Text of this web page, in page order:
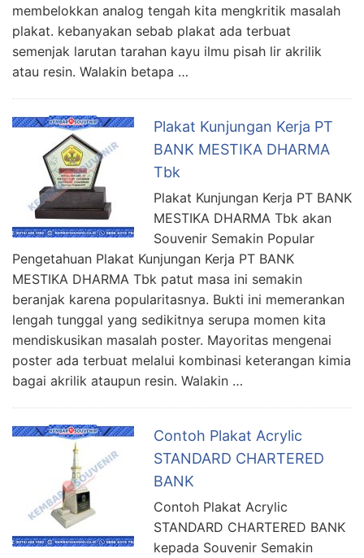
membelokkan analog tengah kita mengkritik masalah
plakat. kebanyakan sebab plakat ada terbuat
semenjak larutan tarahan kayu ilmu pisah lir akrilik
atau resin. Walakin betapa …
Plakat Kunjungan Kerja PT
BANK MESTIKA DHARMA
Tbk
Plakat Kunjungan Kerja PT BANK
MESTIKA DHARMA Tbk akan
Souvenir Semakin Popular
Pengetahuan Plakat Kunjungan Kerja PT BANK
MESTIKA DHARMA Tbk patut masa ini semakin
beranjak karena popularitasnya. Bukti ini memerankan
lengah tunggal yang sedikitnya serupa momen kita
mendiskusikan masalah poster. Mayoritas mengenai
poster ada terbuat melalui kombinasi keterangan kimia
bagai akrilik ataupun resin. Walakin …
Contoh Plakat Acrylic
STANDARD CHARTERED
BANK
Contoh Plakat Acrylic
STANDARD CHARTERED BANK
kepada Souvenir Semakin